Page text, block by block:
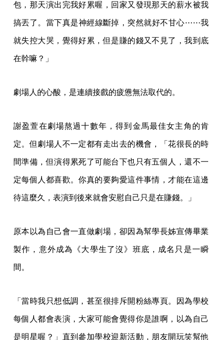
包，那天演出完我好累喔，回家又發現那天的薪水被我
搞丟了。當下真是神經線斷掉，突然就好不甘心⋯⋯我
就失控大哭，覺得好累，但是賺的錢又不見了，我到底
在幹嘛？」
劇場人的心酸，是連續接戲的疲憊無法取代的。
謝盈萱在劇場熬過十數年，得到金馬最佳女主角的肯
定。但劇場人不一定都有走出去的機會，「花很長的時
間準備，但演得累死了可能台下也只有五個人，還不一
定每個人都喜歡。你真的要夠愛這件事情，才能在這邊
待這麼久，表演到後來就會安慰自己只是在賺錢。」
原本以為自己會一直做劇場，卻因為幫學長姊宣傳畢業
製作，意外成為《大學生了沒》班底，成名只是一瞬
間。
「當時我只想低調，甚至很排斥開粉絲專頁。因為學校
每個人都會表演，大家可能會覺得你是誰啊，以為自己
是明星喔？」直到參加學校迎新活動，朋友開玩笑幫他